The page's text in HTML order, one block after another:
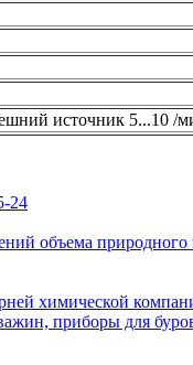
источник 5...10 /
24
объема природного
химической
приборы для